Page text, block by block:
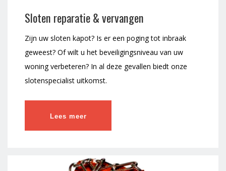
Sloten reparatie & vervangen
Zijn uw sloten kapot? Is er een poging tot inbraak
geweest? Of wilt u het beveiligingsniveau van uw
woning verbeteren? In al deze gevallen biedt onze
slotenspecialist uitkomst.
Lees meer